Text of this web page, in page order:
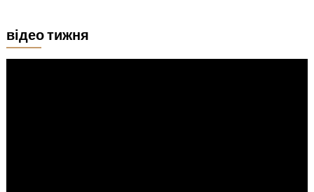
відео тижня